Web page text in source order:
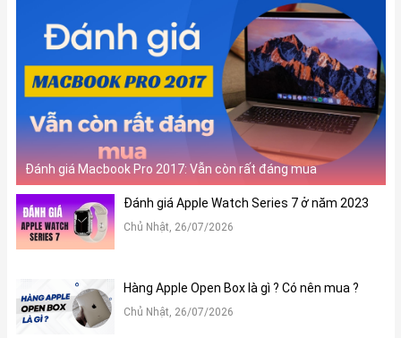
Đánh giá Macbook Pro 2017: Vẫn còn rất đáng mua
Đánh giá Apple Watch Series 7 ở năm 2023
Chủ Nhật, 26/07/2026
Hàng Apple Open Box là gì ? Có nên mua ?
Chủ Nhật, 26/07/2026